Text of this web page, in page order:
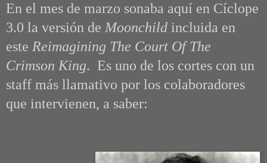
En el mes de marzo sonaba aquí en Cíclope
3.0 la versión de Moonchild incluida en
este Reimagining The Court Of The
Crimson King. Es uno de los cortes con un
staff más llamativo por los colaboradores
que intervienen, a saber: